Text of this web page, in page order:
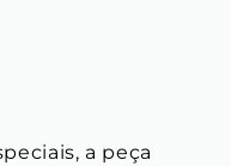
a peça